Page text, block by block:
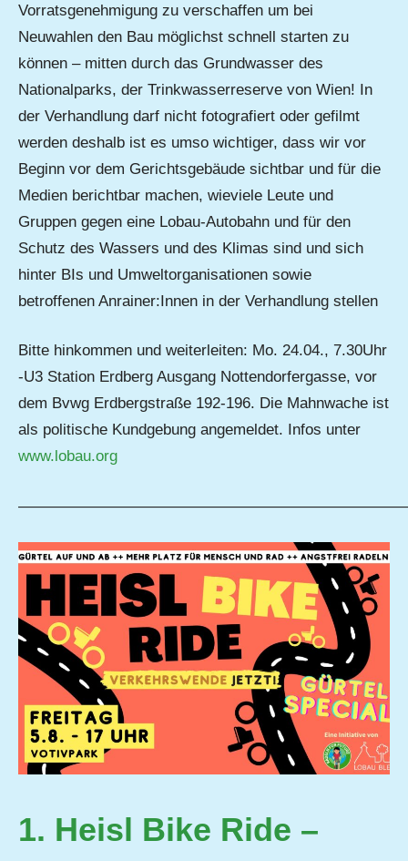
Vorratsgenehmigung zu verschaffen um bei
Neuwahlen den Bau möglichst schnell starten zu
können – mitten durch das Grundwasser des
Nationalparks, der Trinkwasserreserve von Wien! In
der Verhandlung darf nicht fotografiert oder gefilmt
werden deshalb ist es umso wichtiger, dass wir vor
Beginn vor dem Gerichtsgebäude sichtbar und für die
Medien berichtbar machen, wieviele Leute und
Gruppen gegen eine Lobau-Autobahn und für den
Schutz des Wassers und des Klimas sind und sich
hinter BIs und Umweltorganisationen sowie
betroffenen Anrainer:Innen in der Verhandlung stellen
Bitte hinkommen und weiterleiten: Mo. 24.04., 7.30Uhr
-U3 Station Erdberg Ausgang Nottendorfergasse, vor
dem Bvwg Erdbergstraße 192-196. Die Mahnwache ist
als politische Kundgebung angemeldet. Infos unter
www.lobau.org
1. Heisl Bike Ride –